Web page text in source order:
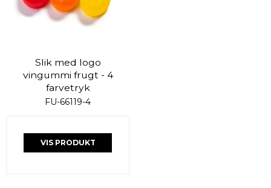
Slik med logo
vingummi frugt - 4
farvetryk
FU-66119-4
VIS PRODUKT